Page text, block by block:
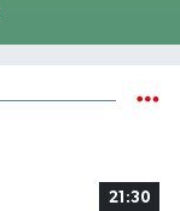
21:30